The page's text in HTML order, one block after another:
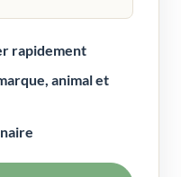
rapidement
animal et